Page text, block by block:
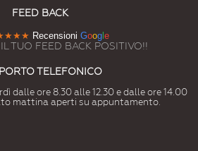
FEED BACK
Recensioni Googl e
TUO FEED BACK POSITIVO!!
TELEFONICO
dalle ore 8.30 alle 12.30 e dalle ore 14.00
mattina aperti su appuntamento.